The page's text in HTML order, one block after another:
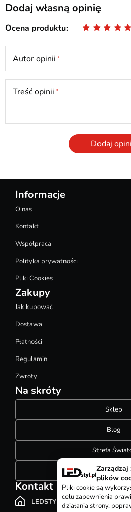
Dodaj własną opinię
Ocena produktu
Autor opinii
Treść opinii
Dodaj
Informacje
O nas
Kontakt
Współpraca
Polityka prywatności
Pliki Cookies
Zakupy
Jak kupować
Dostawa
Płatności
Regulamin
Zwroty
Na skróty
Sklep
Blog
Strefa
Konfigurator
Kontakt
LEDSTYL.pl
Zarządzaj
plików
Pliki cookie są
celu zapewnienia
działania strony,